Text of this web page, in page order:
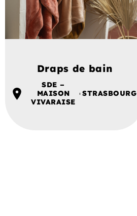
Draps de bain
SDE –
MAISON
VIVARAISE
STRASBOURG